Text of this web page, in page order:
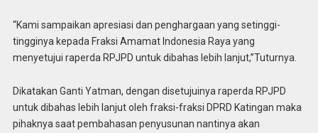
“Kami sampaikan apresiasi dan penghargaan yang setinggi-
tingginya kepada Fraksi Amamat Indonesia Raya yang
menyetujui raperda RPJPD untuk dibahas lebih lanjut,”Tuturnya.
Dikatakan Ganti Yatman, dengan disetujuinya raperda RPJPD
untuk dibahas lebih lanjut oleh fraksi-fraksi DPRD Katingan maka
pihaknya saat pembahasan penyusunan nantinya akan